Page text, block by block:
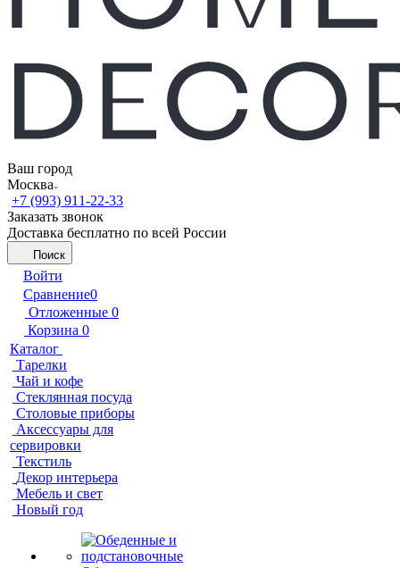
Ваш город
Москва
+7 (993) 911-22-33
Заказать звонок
Доставка бесплатно по всей России
Поиск
Войти
Сравнение0
Отложенные 0
Корзина 0
Каталог
Тарелки
Чай и кофе
Стеклянная посуда
Столовые приборы
Аксессуары для
сервировки
Текстиль
Декор интерьера
Мебель и свет
Новый год